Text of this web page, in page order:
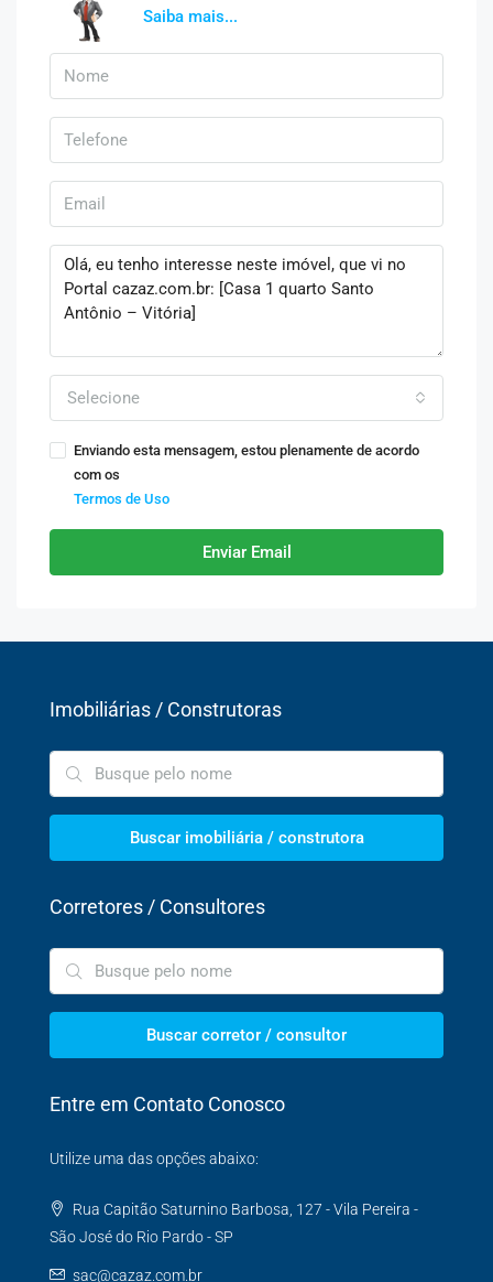
Saiba mais...
Selecione
Enviando esta mensagem, estou plenamente de acordo
com os
Termos de Uso
Enviar Email
Imobiliárias / Construtoras
Buscar imobiliária / construtora
Corretores / Consultores
Buscar corretor / consultor
Entre em Contato Conosco
Utilize uma das opções abaixo:
Rua Capitão Saturnino Barbosa, 127 - Vila Pereira -
São José do Rio Pardo - SP
sac@cazaz.com.br